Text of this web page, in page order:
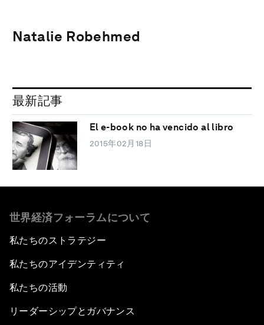
Natalie Robehmed
最新記事
El e-book no ha vencido al libro
2015年02月18日
世界経済フォーラムについて
私たちのストラテジー
私たちのアイデンティティ
私たちの活動
リーダーシップとガバナンス